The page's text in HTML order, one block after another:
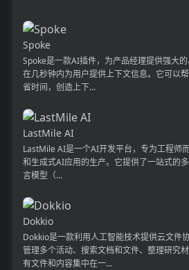
Spoke
Spoke是一款AI插件，为产品经理提供强大
在几秒钟内为用户提供上下文信息。它可以
省时间，创造上下...
LastMile AI
LastMile AI是一个AI开发平台，专为工程师
和生成式AI应用的生产。它提供了一站式的
言模型（...
Dokkio
Dokkio是一款利用人工智能技术提供云文件
管理多个活动、搜索文档和文件、整理研究
有文件和内容集中在一...